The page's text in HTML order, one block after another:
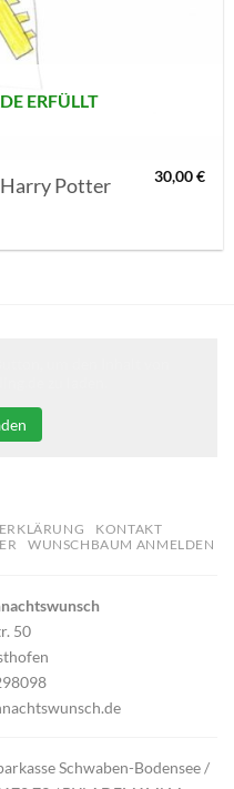
ERFÜLLT
Harry Potter
30,00€
KONTAKT
WUNSCHBAUM ANMELDEN
50
Schwaben-Bodensee /